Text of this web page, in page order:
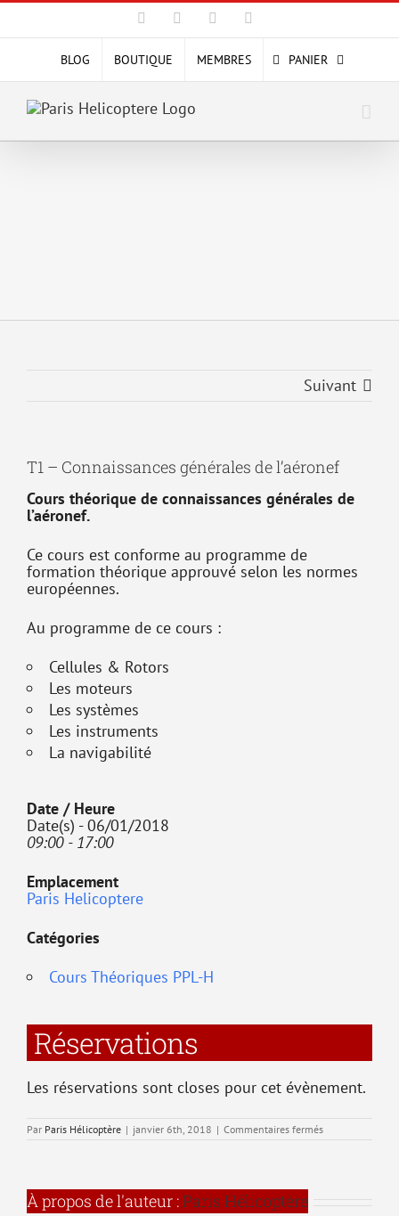
Passer
contenu
Facebook YouTube
BLOG BOUTIQUE MEMBRES PANIER
Suivant
T1 – Connaissances générales de l’aéronef
Cours théorique de connaissances générales de
l’aéronef.
Ce cours est conforme au programme de
formation théorique approuvé selon les normes
européennes.
Au programme de ce cours :
Cellules & Rotors
Les moteurs
Les systèmes
Les instruments
La navigabilité
Date / Heure
Date(s) - 06/01/2018
09:00 - 17:00
Emplacement
Paris Helicoptere
Catégories
Cours Théoriques PPL-H
Réservations
Les réservations sont closes pour cet évènement.
Par Paris Hélicoptère | janvier 6th, 2018 | Commentaires ferméssur
À propos de l'auteur :Paris Hélicoptère